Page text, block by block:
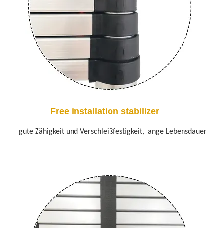
Free installation stabilizer
gute Zähigkeit und Verschleißfestigkeit, lange Lebensdauer